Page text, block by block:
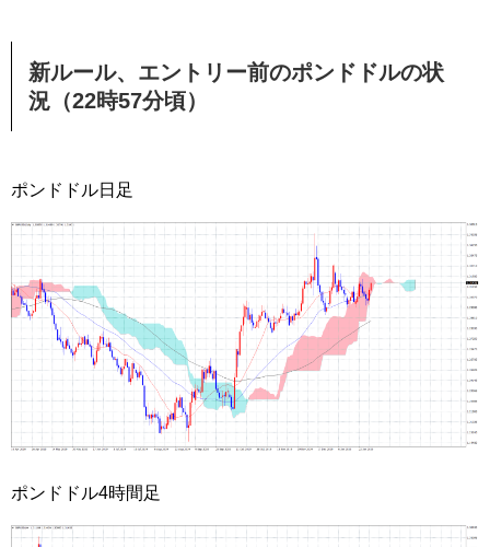
新ルール、エントリー前のポンドドルの状
況（22時57分頃）
ポンドドル日足
ポンドドル4時間足